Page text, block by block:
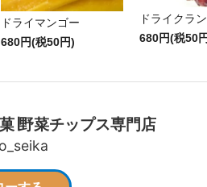
ドライマンゴー
680円(税50円)
ドライクラ
680円(税50